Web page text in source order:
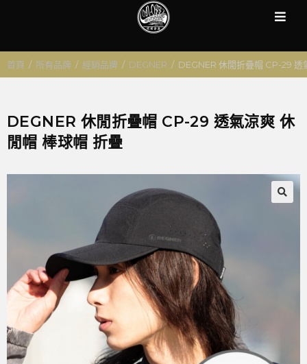
首頁 / 所有品牌 / 經銷品牌 / DEGNER / DEGNER 休閒折疊帽 CP-29 透
DEGNER 休閒折疊帽 CP-29 透氣涼爽 休
閒帽 棒球帽 折疊